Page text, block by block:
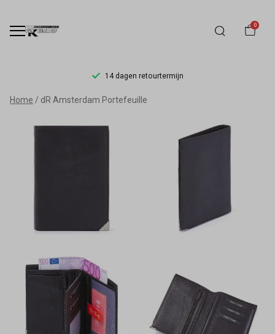
0
14 dagen retourtermijn
dR
Amsterdam
Portefeuille
Schoenmode
Kerkhof
Home dR Amsterdam Portefeuille